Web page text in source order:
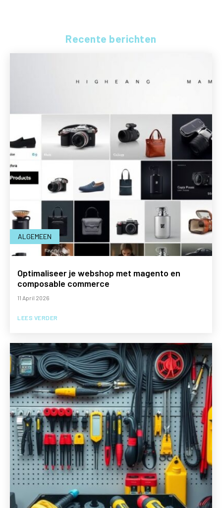
Recente berichten
ALGEMEEN
Optimaliseer je webshop met magento en
composable commerce
11 April 2026
LEES VERDER